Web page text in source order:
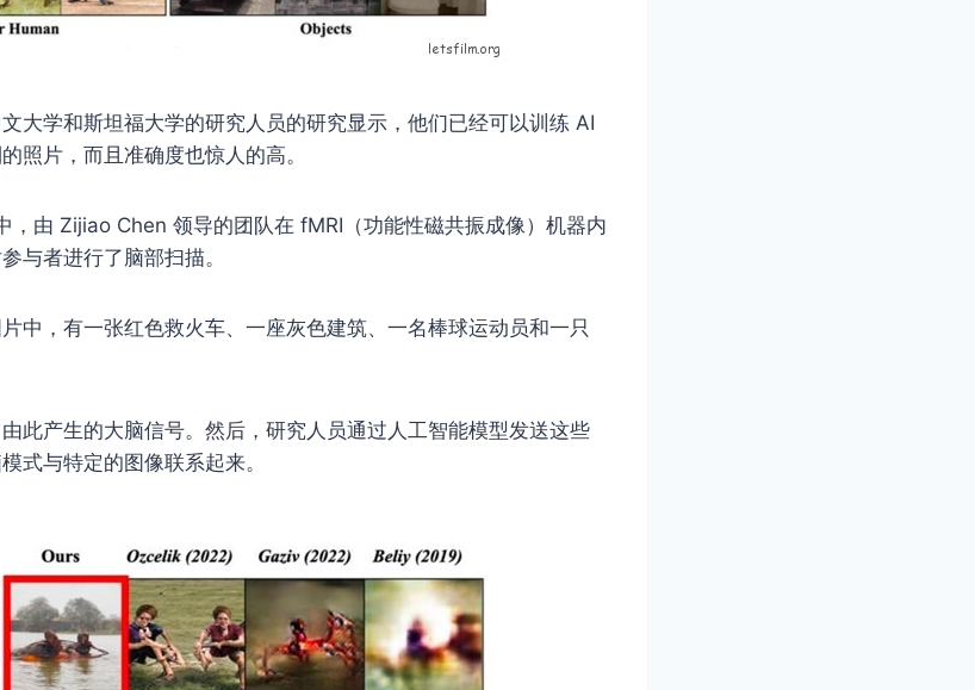
大学和斯坦福大学的研究人员的研究显示，他们已经可以训练 AI
照片，而且准确度也惊人的高。
，由 Zijiao Chen 领导的团队在 fMRI（功能性磁共振成像）机器内
与者进行了脑部扫描。
中，有一张红色救火车、一座灰色建筑、一名棒球运动员和一只
此产生的大脑信号。然后，研究人员通过人工智能模型发送这些
式与特定的图像联系起来。